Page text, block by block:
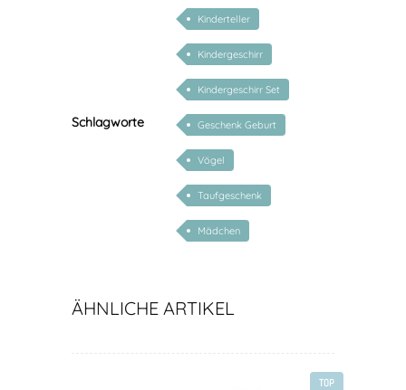
Schlagworte
Kinderteller
Kindergeschirr
Kindergeschirr Set
Geschenk Geburt
Vögel
Taufgeschenk
Mädchen
ÄHNLICHE ARTIKEL
TOP